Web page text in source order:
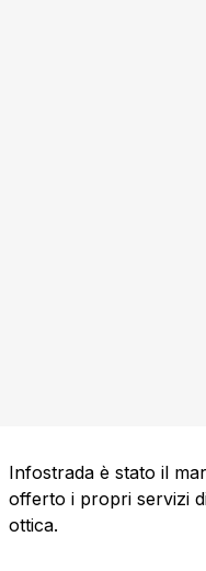
Infostrada è stato il
offerto i propri servizi
ottica.